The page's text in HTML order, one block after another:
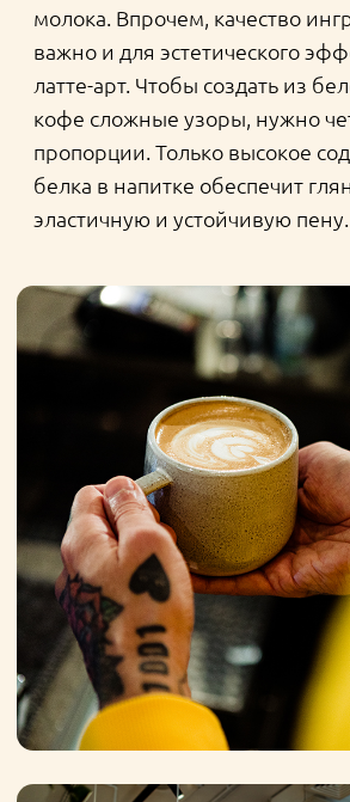
Молоко для
идеального капучино
Профессиональная линейка молока
российского производства «ЭкоНива
Professional Line» разработана специально для
кафе и ресторанов. За что его все чаще
выбирают отельеры?